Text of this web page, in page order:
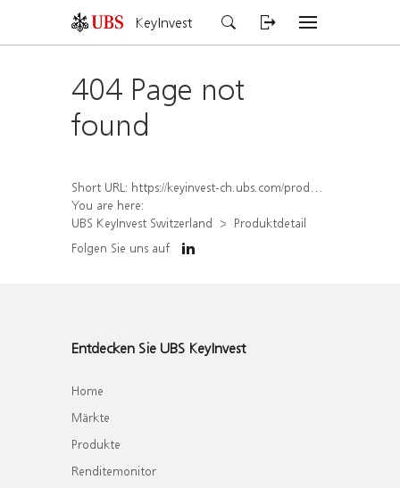
KeyInvest
404 Page not
found
Short URL: https://keyinvest-ch.ubs.com/produkt/detail/index/isin/CH1578838612
You are here:
UBS KeyInvest Switzerland
Produktdetail
Folgen Sie uns auf
Entdecken Sie UBS KeyInvest
Home
Märkte
Produkte
Renditemonitor